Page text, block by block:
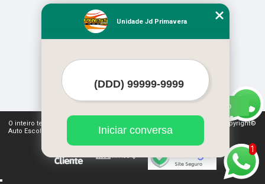
Missão
Mapa do site
O inteiro teor deste site está sujeito à proteção de direitos autorais. Copyright©
Auto Escola Expressão (Lei 9610 de 19/02/1998)
1
Unidade Jd Primavera
Iniciar conversa